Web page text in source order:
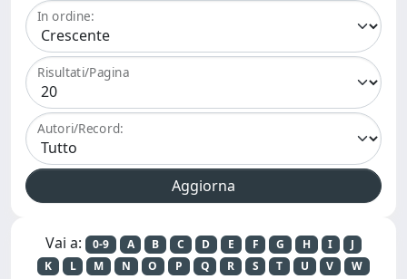
In ordine:
Risultati/Pagina
Autori/Record:
Vai a: 0-9 A B C D E F G H I
J
K
L M N O P Q R S T U V
W